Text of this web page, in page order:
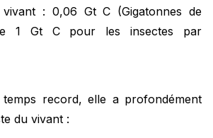
: 0,06 Gt C (Gigatonnes de
1 Gt C pour les insectes par
record, elle a profondément
du vivant :